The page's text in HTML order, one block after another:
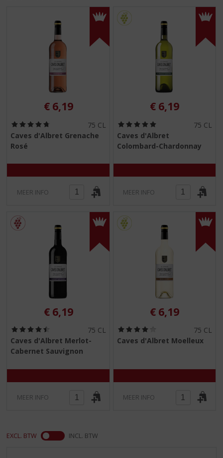
n
a
v
a
€ 6,19
,
5
75 CL
Caves d'Albret Grenache
Rosé
MEER INFO
€ 6,19
,
0
5
75 CL
Caves d'Albret
Colombard-Chardonnay
MEER INFO
€ 6,19
,
5
5
75 CL
Caves d'Albret Merlot-
Cabernet Sauvignon
MEER INFO
€ 6,19
,
5
75 CL
Caves d'Albret Moelleux
MEER INFO
EXCL. BTW INCL. BTW